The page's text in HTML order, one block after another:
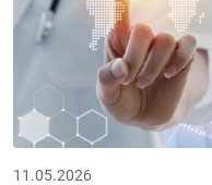
11.05.2026